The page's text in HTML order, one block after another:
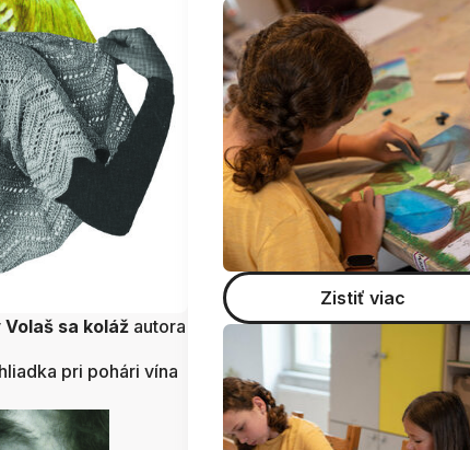
Volaš sa koláž autora
pri pohári vína
Zistiť viac